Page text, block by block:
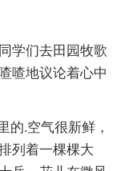
学们去田园牧歌
喳地议论着心中
的.空气很新鲜，
列着一棵棵大